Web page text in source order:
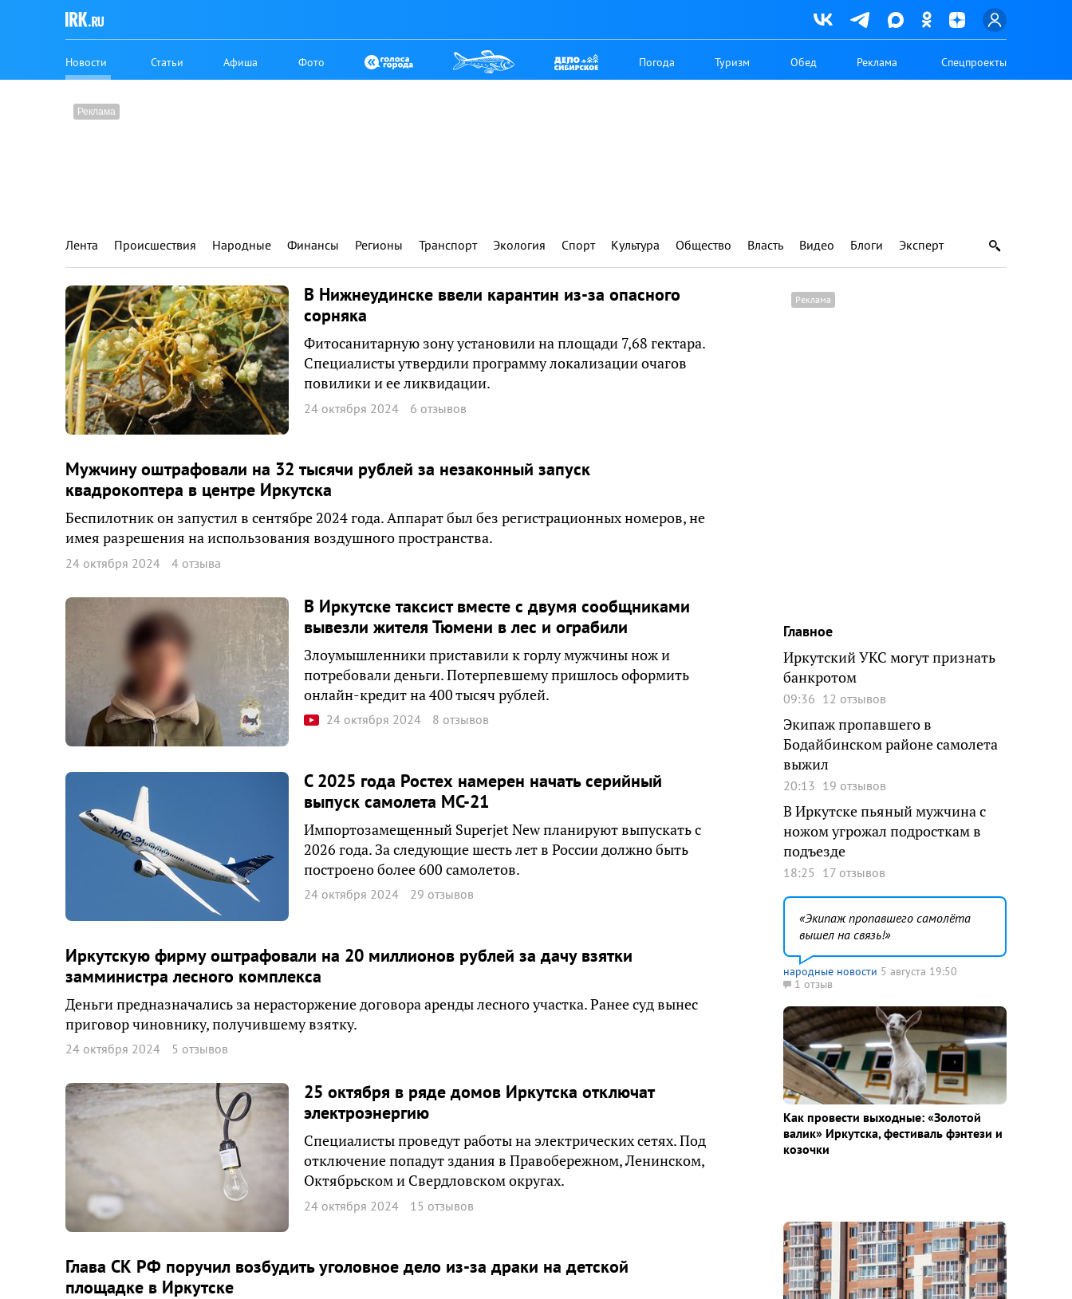
Новости Статьи Афиша Фото Погода Туризм Обед Реклама Спецпроекты
Лента Происшествия Народные Финансы Регионы Транспорт Экология Спорт Культура Общество Власть Видео Блоги Эксперт
В Нижнеудинске ввели карантин из-за опасного
сорняка
Фитосанитарную зону установили на площади 7,68 гектара.
Специалисты утвердили программу локализации очагов
повилики и ее ликвидации.
24 октября 2024 6 отзывов
Мужчину оштрафовали на 32 тысячи рублей за незаконный запуск
квадрокоптера в центре Иркутска
Беспилотник он запустил в сентябре 2024 года. Аппарат был без регистрационных номеров, не
имея разрешения на использования воздушного пространства.
24 октября 2024 4 отзыва
В Иркутске таксист вместе с двумя сообщниками
вывезли жителя Тюмени в лес и ограбили
Злоумышленники приставили к горлу мужчины нож и
потребовали деньги. Потерпевшему пришлось оформить
онлайн-кредит на 400 тысяч рублей.
24 октября 2024 8 отзывов
С 2025 года Ростех намерен начать серийный
выпуск самолета МС-21
Импортозамещенный Superjet New планируют выпускать с
2026 года. За следующие шесть лет в России должно быть
построено более 600 самолетов.
24 октября 2024 29 отзывов
Иркутскую фирму оштрафовали на 20 миллионов рублей за дачу взятки
замминистра лесного комплекса
Деньги предназначались за нерасторжение договора аренды лесного участка. Ранее суд вынес
приговор чиновнику, получившему взятку.
24 октября 2024 5 отзывов
25 октября в ряде домов Иркутска отключат
электроэнергию
Специалисты проведут работы на электрических сетях. Под
отключение попадут здания в Правобережном, Ленинском,
Октябрьском и Свердловском округах.
24 октября 2024 15 отзывов
Глава СК РФ поручил возбудить уголовное дело из-за драки на детской
площадке в Иркутске
Главное
Иркутский УКС могут признать
банкротом
09:36 12 отзывов
Экипаж пропавшего в
Бодайбинском районе самолета
выжил
20:13 19 отзывов
В Иркутске пьяный мужчина с
ножом угрожал подросткам в
подъезде
18:25 17 отзывов
Экипаж пропавшего самолёта
вышел на связь!
народные новости 5 августа 19:50
1 отзыв
Как провести выходные: «Золотой
валик» Иркутска, фестиваль фэнтези и
козочки